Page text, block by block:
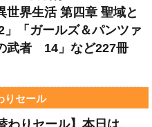
世界生活 第四章 聖域と
」「ガールズ＆パンツァ
武者 14」など227冊
りセール